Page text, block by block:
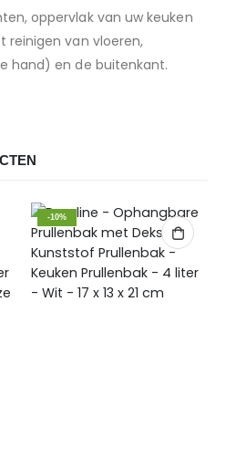
oppervlak van uw keuken
reinigen van vloeren,
hand) en de buitenkant.
-10%